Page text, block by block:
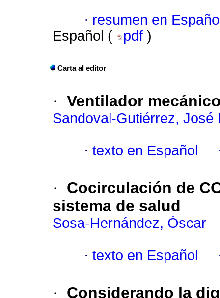
· resumen en
Español (
pdf )
Carta al editor
· Ventilador
Sandoval-Gutiérrez, José
· texto en Español
·
Cocirculación de
sistema de salud
Sosa-Hernández, Óscar
· texto en Español
·
Considerando la